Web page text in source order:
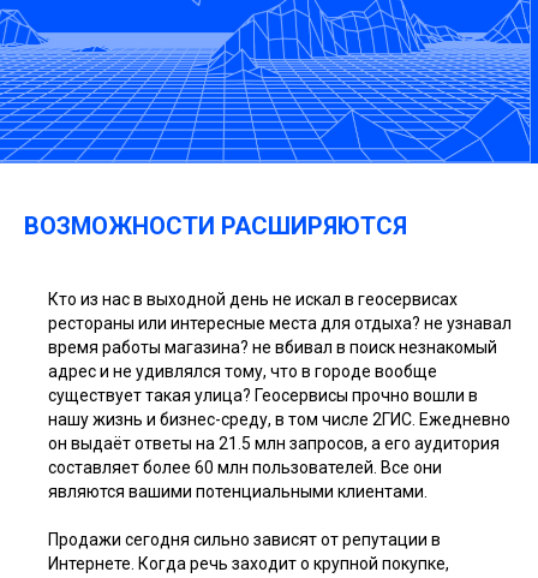
ВОЗМОЖНОСТИ РАСШИРЯЮТСЯ
Кто из нас в выходной день не искал в геосервисах
рестораны или интересные места для отдыха? не узнавал
время работы магазина? не вбивал в поиск незнакомый
адрес и не удивлялся тому, что в городе вообще
существует такая улица? Геосервисы прочно вошли в
нашу жизнь и бизнес-среду, в том числе 2ГИС. Ежедневно
он выдаёт ответы на 21.5 млн запросов, а его аудитория
составляет более 60 млн пользователей. Все они
являются вашими потенциальными клиентами.
Продажи сегодня сильно зависят от репутации в
Интернете. Когда речь заходит о крупной покупке,